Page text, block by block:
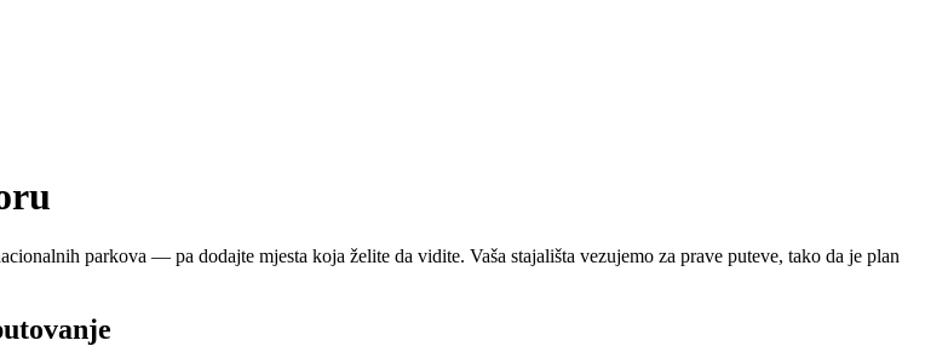
parkova — pa dodajte mjesta koja želite da vidite. Vaša stajališta vezujemo za prave puteve, tako da je plan